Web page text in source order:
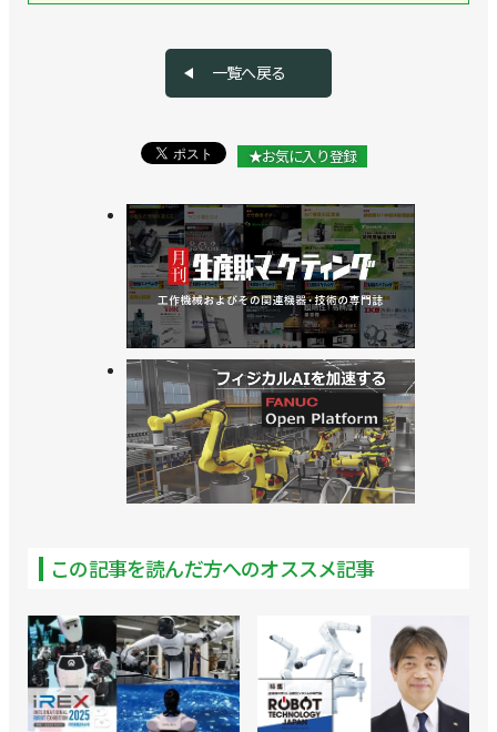
>>板金加工の自動化提案を本格化／スギノマシン
トで解決／スギノマシン 荻野みなみさん
ボットシステム／スギノマシン
>>板金向けに２種類のパッケージシステムを開発／
スギノマシン
>>ロボットでの切削加工を可能にするエンドエフェ
クターを開発／スギノマシン
>>サービスが競争力の源泉に／スギノマシン
>>ドリリング・タッピングユニットの自動工具交換
>>3Dシミュレーションソフトを発売／スギノマシン
マシン
>>「RI事業部」発足、ロボットを中核にトータル提
案／スギノマシン
一覧へ戻る
★お気に入り登録
この記事を読んだ方へのオススメ記事